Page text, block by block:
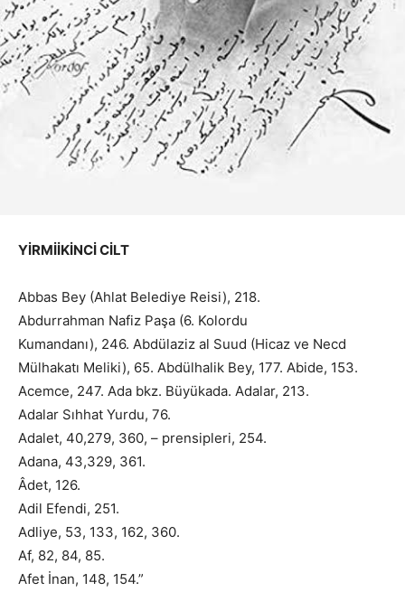
YİRMİİKİNCİ CİLT
Abbas Bey (Ahlat Belediye Reisi), 218.
Abdurrahman Nafiz Paşa (6. Kolordu
Kumandanı), 246. Abdülaziz al Suud (Hicaz ve Necd
Mülhakatı Meliki), 65. Abdülhalik Bey, 177. Abide, 153.
Acemce, 247. Ada bkz. Büyükada. Adalar, 213.
Adalar Sıhhat Yurdu, 76.
Adalet, 40,279, 360, – prensipleri, 254.
Adana, 43,329, 361.
Âdet, 126.
Adil Efendi, 251.
Adliye, 53, 133, 162, 360.
Af, 82, 84, 85.
Afet İnan, 148, 154.”